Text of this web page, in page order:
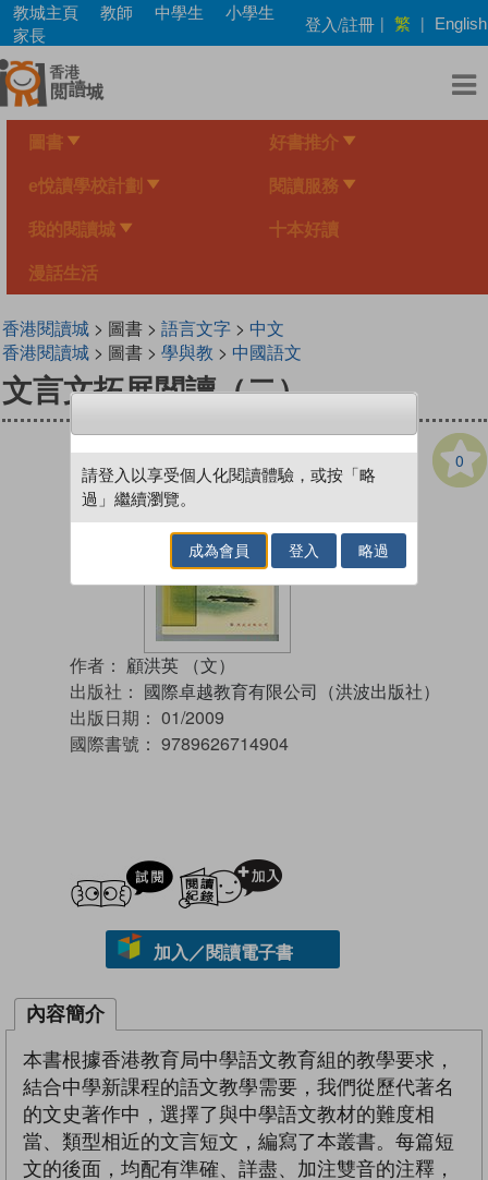
Skip
main
content
教城主頁 教師 中學生
小學生
家長
登入/註冊 | 繁 | English
圖書 好書推介
e悅讀學校計劃 閱讀服務
我的閱讀城 十本好讀
漫話生活
香港閱讀城> 圖書 > 語言文字> 中文
香港閱讀城> 圖書 > 學與教 > 中國語文
文言文拓展閲讀（二）
0
作者： 顧洪英 （文）
出版社： 國際卓越教育有限公司（洪波出版社）
出版日期： 01/2009
國際書號： 9789626714904
試閲
加入／閱讀電子書
內容簡介
本書根據香港教育局中學語文教育組的教學要求，
結合中學新課程的語文教學需要，我們從歷代著名
的文史著作中，選擇了與中學語文教材的難度相
當、類型相近的文言短文，編寫了本叢書。每篇短
文的後面，均配有準確、詳盡、加注雙音的注釋，
請登入以享受個人化閱讀體驗，或按「略
過」繼續瀏覽。
成為會員 登入 略過